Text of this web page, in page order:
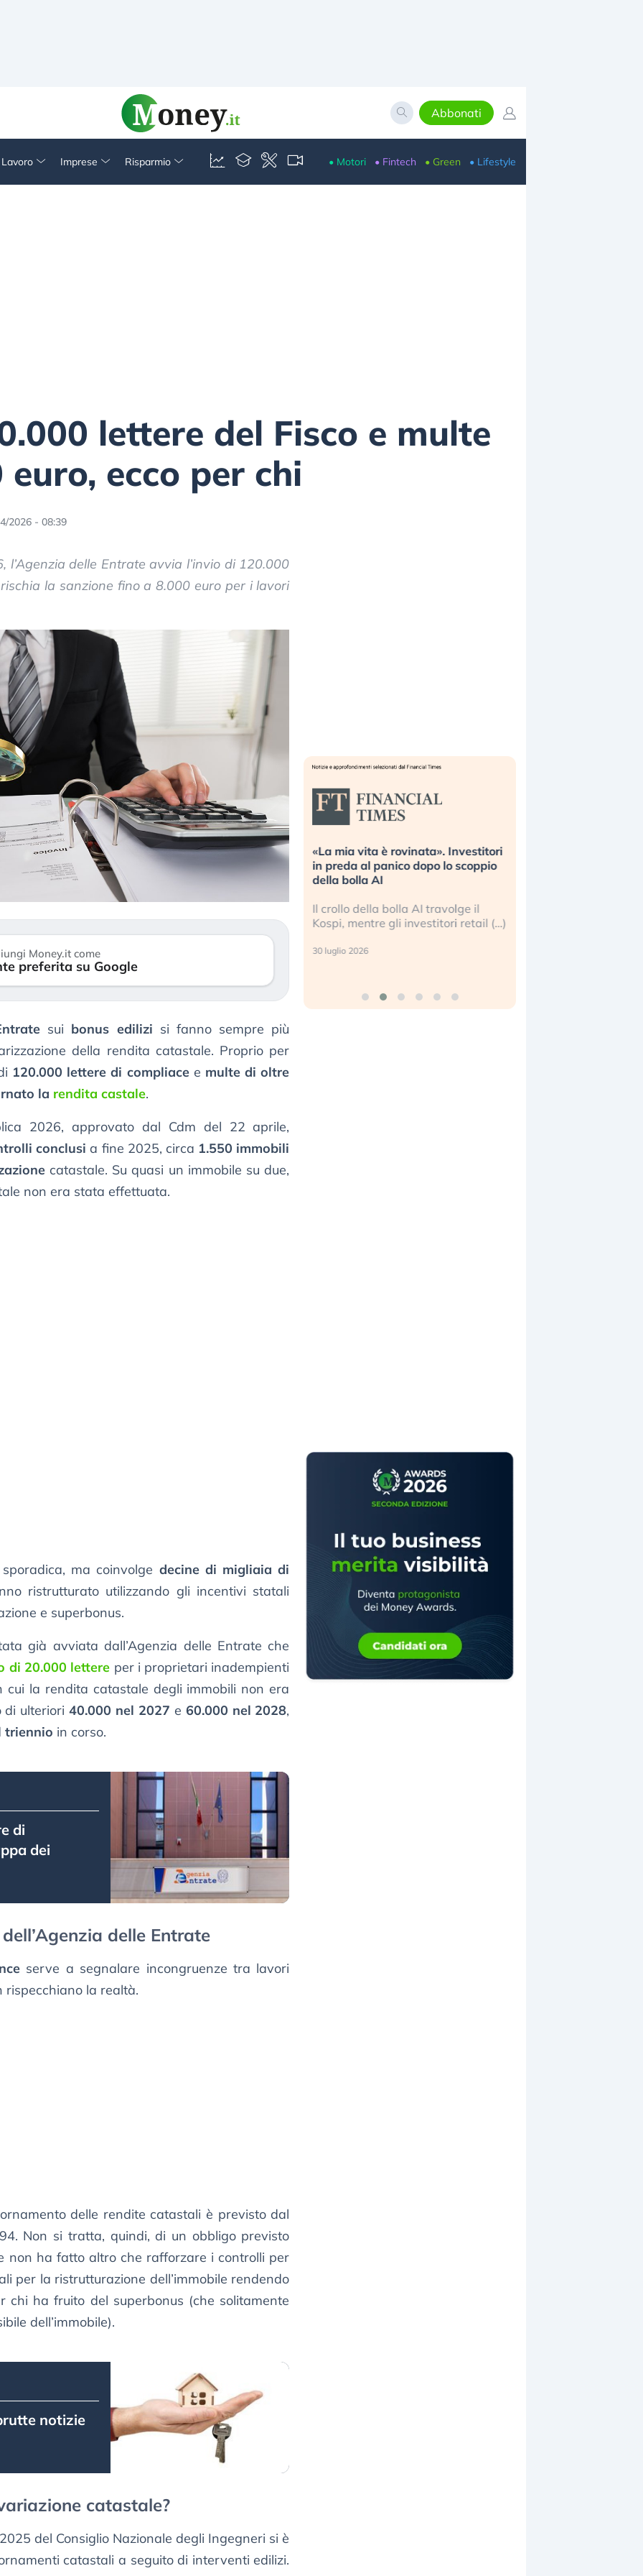
Abbonati
Imprese Risparmio • Motori • Fintech • Green • Lifestyle
lettere del Fisco e multe
ecco per chi
2026 - 08:39
delle Entrate avvia l’invio di 120.000
la sanzione fino a 8.000 euro per i lavori
Money.it come
preferita su Google
sui bonus edilizi si fanno sempre più
della rendita catastale. Proprio per
120.000 lettere di compliacee multe di oltre
la rendita castale.
2026, approvato dal Cdm del 22 aprile,
conclusi a fine 2025, circa 1.550 immobili
catastale. Su quasi un immobile su due,
non era stata effettuata.
ma coinvolge decine di migliaia di
ristrutturato utilizzando gli incentivi statali
e superbonus.
già avviata dall’Agenzia delle Entrate che
di 20.000 lettere per i proprietari inadempienti
la rendita catastale degli immobili non era
di ulteriori40.000 nel 2027 e 60.000 nel 2028,
triennio in corso.
di
dei
delle Entrate
serve a segnalare incongruenze tra lavori
la realtà.
delle rendite catastali è previsto dal
Non si tratta, quindi, di un obbligo previsto
non ha fatto altro che rafforzare i controlli per
per la ristrutturazione dell’immobile rendendo
chi ha fruito del superbonus (che solitamente
dell’immobile).
notizie
catastale?
del Consiglio Nazionale degli Ingegneri si è
catastali a seguito di interventi edilizi.
Dalle valutazioni estreme alla
correzione. Cosa sta guidando il
repricing degli asset?
mostrando segni di stanchezza
verso le (…)
3 agosto 2026
«La mia vita è rovinata». Investitori
in preda al panico dopo lo scoppio
della bolla AI
Il crollo della bolla AI travolge il
Kospi, mentre gli investitori retail (…)
30 luglio 2026